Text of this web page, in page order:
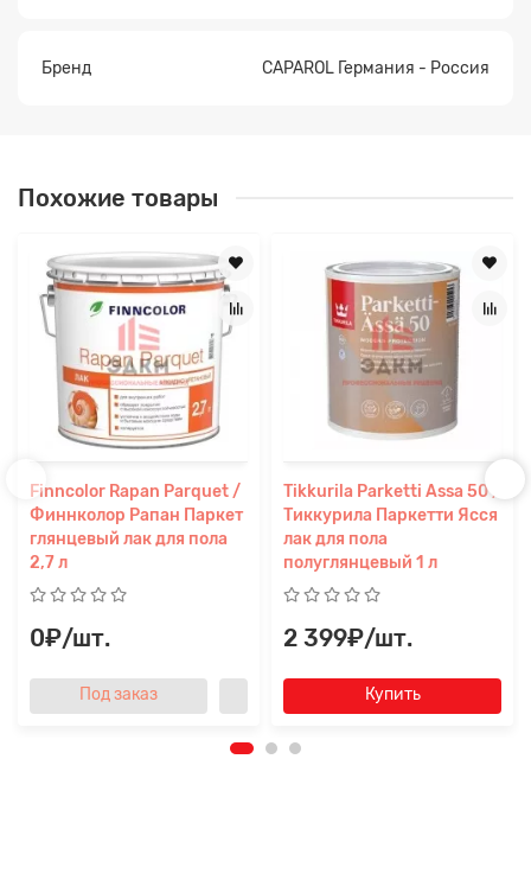
Бренд CAPAROL Германия - Россия
Похожие товары
Finncolor Rapan Parquet /
Финнколор Рапан Паркет
глянцевый лак для пола
2,7 л
0₽/шт.
Под заказ
Tikkurila Parketti Assa 50 /
Тиккурила Паркетти Ясся
лак для пола
полуглянцевый 1 л
2 399₽/шт.
Купить